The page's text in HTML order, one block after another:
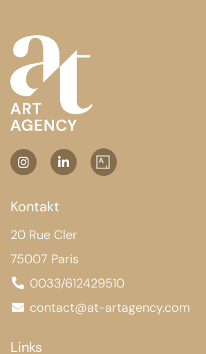
Kontakt
20 Rue Cler
75007 Paris
0033/612429510
contact@at-artagency.com
Links